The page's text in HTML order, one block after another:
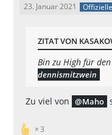
23. Januar 2021
ZITAT VON
Bin zu High für
dennismitzwein
Zu viel von Maho
3